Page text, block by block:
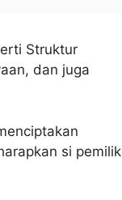
Struktur
dan juga
si pemilik